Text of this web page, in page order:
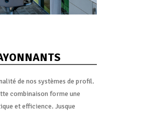
de nos systèmes de profil.
combinaison forme une
et efficience. Jusque